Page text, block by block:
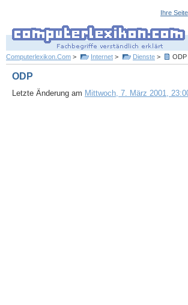
Ihre Seite
Computerlexikon.Com > Internet > Dienste > ODP
ODP
Letzte Änderung am Mittwoch, 7. März 2001,